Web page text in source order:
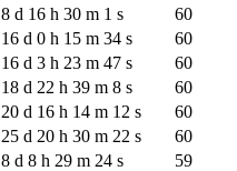
8 d 16 h 30 m 1 s
60
16 d 0 h 15 m 34 s
60
16 d 3 h 23 m 47 s
60
18 d 22 h 39 m 8 s
60
20 d 16 h 14 m 12 s
60
25 d 20 h 30 m 22 s
60
8 d 8 h 29 m 24 s
59